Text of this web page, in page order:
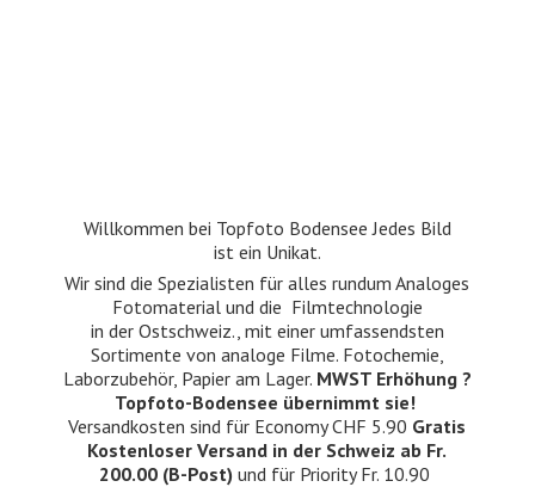
Willkommen bei Topfoto Bodensee Jedes Bild
ist ein Unikat.
Wir sind die Spezialisten für alles rundum Analoges
Fotomaterial und die Filmtechnologie
in der Ostschweiz., mit einer umfassendsten
Sortimente von analoge Filme. Fotochemie,
Laborzubehör, Papier am Lager. MWST Erhöhung ?
Topfoto-Bodensee übernimmt sie!
Versandkosten sind für Economy CHF 5.90 Gratis
Kostenloser Versand in der Schweiz ab Fr.
200.00 (B-Post) und für Priority Fr. 10.90